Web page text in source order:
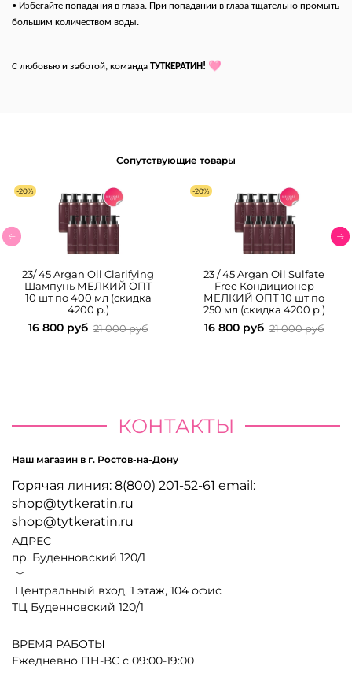
• Избегайте попадания в глаза. При попадании в глаза тщательно промыть
большим количеством воды.
С любовью и заботой, команда ТУТКЕРАТИН! 🩷
Сопутствующие товары
-20%
23/ 45 Argan Oil Clarifying
Шампунь МЕЛКИЙ ОПТ
10 шт по 400 мл (скидка
4200 р.)
16 800 руб 21 000 руб
-20%
23 / 45 Argan Оil Sulfate
Free Кондиционер
МЕЛКИЙ ОПТ 10 шт по
250 мл (скидка 4200 р.)
16 800 руб 21 000 руб
КОНТАКТЫ
Наш магазин в г. Ростов-на-Дону
Горячая линия: 8(800) 201-52-61 email:
shop@tytkeratin.ru
shop@tytkeratin.ru
АДРЕС
пр. Буденновский 120/1
﹀
Центральный вход, 1 этаж, 104 офис
ТЦ Буденновский 120/1
ВРЕМЯ РАБОТЫ
Ежедневно ПН-ВС с 09:00-19:00